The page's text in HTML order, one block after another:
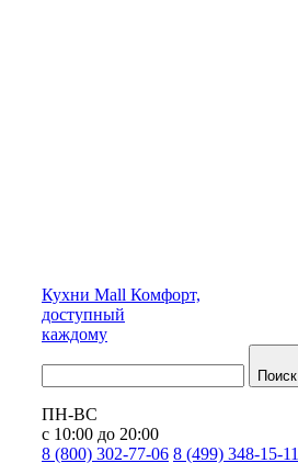
Кухни Mall Комфорт,
доступный
каждому
Поиск
ПН-ВС
с 10:00 до 20:00
8 (800) 302-77-06 8 (499) 348-15-11